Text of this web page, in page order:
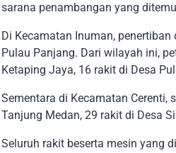
sarana penambangan yang
Di Kecamatan Inuman,
Pulau Panjang. Dari wilayah ini,
Ketaping Jaya, 16 rakit di Desa
Sementara di Kecamatan Cerenti,
Tanjung Medan, 29 rakit di Desa
Seluruh rakit beserta mesin yang